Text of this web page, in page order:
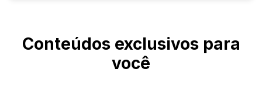
segurança durante exposições ao sol.
Conteúdos exclusivos para
você